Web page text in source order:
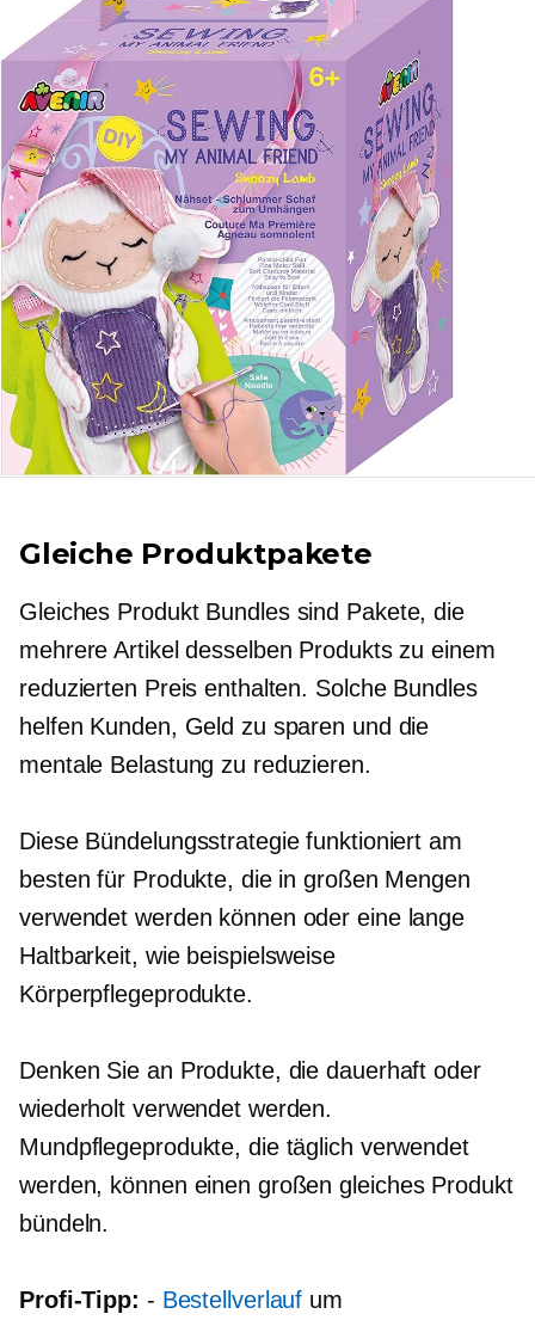
Gleiche Produktpakete
Gleiches ProduktBundles sind Pakete, die
mehrere Artikel desselben Produkts zu einem
reduzierten Preis enthalten. Solche Bundles
helfen Kunden, Geld zu sparen und die
mentale Belastung zu reduzieren.
Diese Bündelungsstrategie funktioniert am
besten für Produkte, die in großen Mengen
verwendet werden können oder eine lange
Haltbarkeit, wie beispielsweise
Körperpflegeprodukte.
Denken Sie an Produkte, die dauerhaft oder
wiederholt verwendet werden.
Mundpflegeprodukte, die täglich verwendet
werden, können einen großengleiches Produkt
bündeln.
Profi-Tipp: - Bestellverlauf um